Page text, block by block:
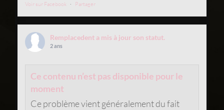
Voir sur Facebook · Partager
Remplacedent a mis à jour son statut.
2 ans
Ce contenu n’est pas disponible pour le
moment
Ce problème vient généralement du fait